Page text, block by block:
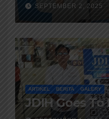
SEPTEMBER 2, 2025
ARTIKEL BERITA GALERY
JDIH Goes To